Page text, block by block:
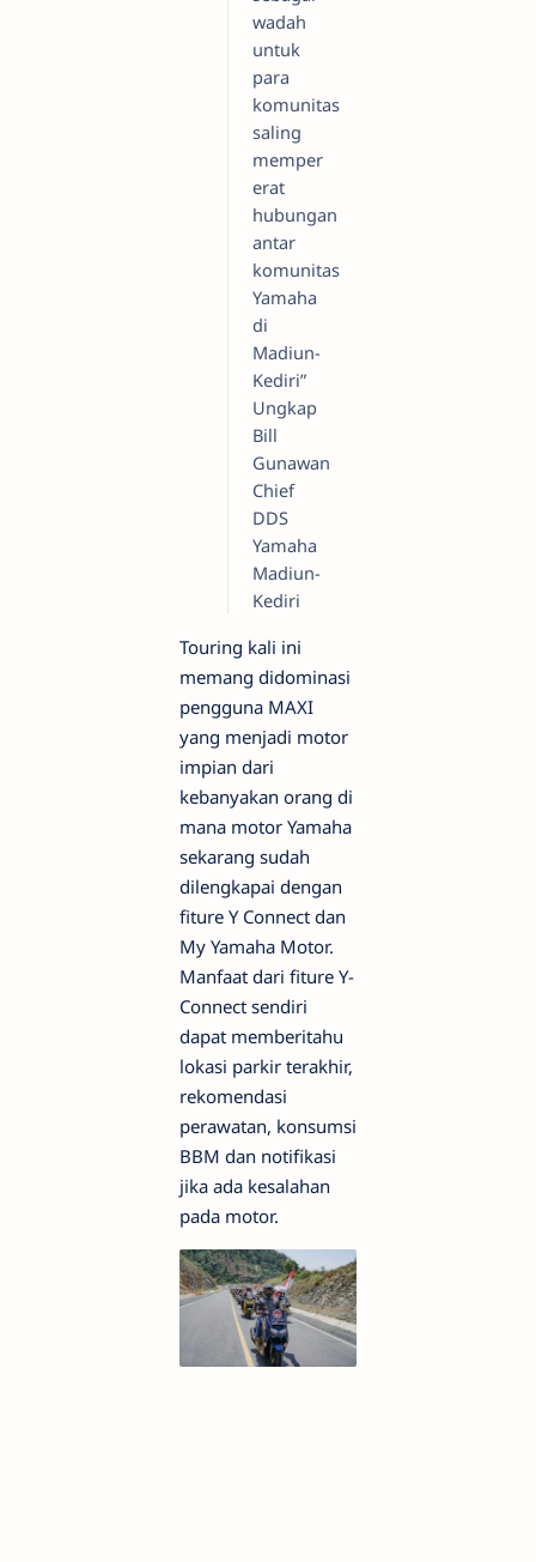
wadah
untuk
para
komunitas
saling
memper
erat
hubungan
antar
komunitas
Yamaha
di
Madiun-
Kediri”
Ungkap
Bill
Gunawan
Chief
DDS
Yamaha
Madiun-
Kediri
Touring kali ini
memang didominasi
pengguna MAXI
yang menjadi motor
impian dari
kebanyakan orang di
mana motor Yamaha
sekarang sudah
dilengkapai dengan
fiture Y Connect dan
My Yamaha Motor.
Manfaat dari fiture Y-
Connect sendiri
dapat memberitahu
lokasi parkir terakhir,
rekomendasi
perawatan, konsumsi
BBM dan notifikasi
jika ada kesalahan
pada motor.